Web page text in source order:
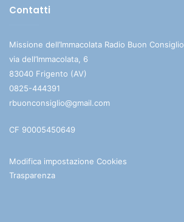
Contatti
Missione dell’Immacolata Radio Buon Consiglio
via dell’Immacolata, 6
83040 Frigento (AV)
0825-444391
rbuonconsiglio@gmail.com
CF 90005450649
Modifica impostazione Cookies
Trasparenza